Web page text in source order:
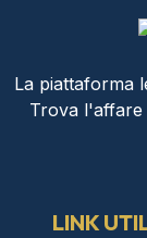
La piattaforma
Trova l'affare
LINK